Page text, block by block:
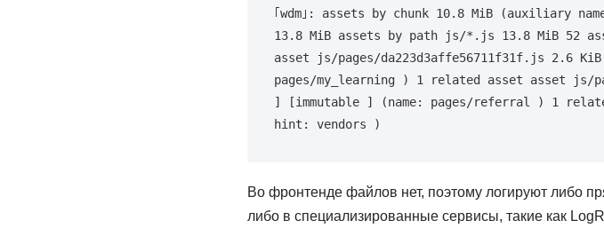
｢wdm｣: assets by chunk 10.8 MiB (auxiliary
13.8 MiB assets by path js/*.js 13.8 MiB 52
asset js/pages/da223d3affe56711f31f.js 2.6 KiB
pages/my_learning
) 1 related asset asset js/
]
[immutable ] (name: pages/referral ) 1
hint: vendors
)
Во фронтенде файлов нет, поэтому логируют либо
либо в специализированные сервисы, такие как